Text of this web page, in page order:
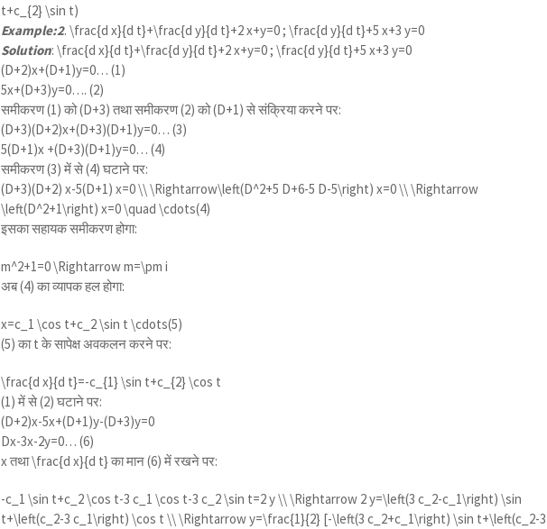
t+c_{2} \sin t)
Example:2.\frac{d x}{d t}+\frac{d y}{d t}+2 x+y=0 ; \frac{d y}{d t}+5 x+3 y=0
Solution:\frac{d x}{d t}+\frac{d y}{d t}+2 x+y=0 ; \frac{d y}{d t}+5 x+3 y=0
(D+2)x+(D+1)y=0… (1)
5x+(D+3)y=0…. (2)
समीकरण (1) को (D+3) तथा समीकरण (2) को (D+1) से संक्रिया करने पर:
(D+3)(D+2)x+(D+3)(D+1)y=0… (3)
5(D+1)x +(D+3)(D+1)y=0… (4)
समीकरण (3) में से (4) घटाने पर:
(D+3)(D+2) x-5(D+1) x=0 \\ \Rightarrow\left(D^2+5 D+6-5 D-5\right) x=0 \\ \Rightarrow
\left(D^2+1\right) x=0 \quad \cdots(4)
इसका सहायक समीकरण होगा:
m^2+1=0 \Rightarrow m=\pm i
अब (4) का व्यापक हल होगा:
x=c_1 \cos t+c_2 \sin t \cdots(5)
(5) का t के सापेक्ष अवकलन करने पर:
\frac{d x}{d t}=-c_{1} \sin t+c_{2} \cos t
(1) में से (2) घटाने पर:
(D+2)x-5x+(D+1)y-(D+3)y=0
Dx-3x-2y=0… (6)
x तथा\frac{d x}{d t}का मान (6) में रखने पर:
-c_1 \sin t+c_2 \cos t-3 c_1 \cos t-3 c_2 \sin t=2 y \\ \Rightarrow 2 y=\left(3 c_2-c_1\right) \sin
t+\left(c_2-3 c_1\right) \cos t \\ \Rightarrow y=\frac{1}{2} [-\left(3 c_2+c_1\right) \sin t+\left(c_2-3